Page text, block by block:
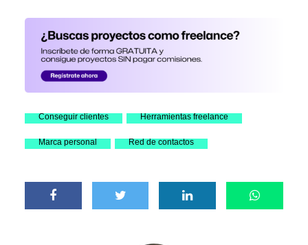
Conseguir clientes Herramientas freelance
Marca personal Red de contactos